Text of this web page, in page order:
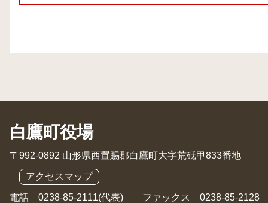
白鷹町役場
〒992-0892 山形県西置賜郡白鷹町大字荒砥甲833番地
アクセスマップ
電話 0238-85-2111(代表) ファックス 0238-85-2128